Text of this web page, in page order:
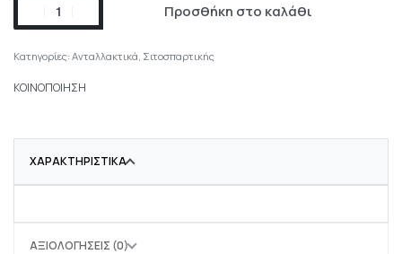
Προσθήκη στο καλάθι
Κατηγορίες: Ανταλλακτικά Σιτοσπαρτικής
ΚΟΙΝΟΠΟΙΗΣΗ
ΧΑΡΑΚΤΗΡΙΣΤΙΚΆ
ΑΞΙΟΛΟΓΉΣΕΙΣ (0)